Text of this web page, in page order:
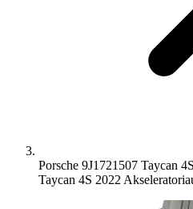
Porsche 9J1721507 Taycan
Taycan 4S 2022